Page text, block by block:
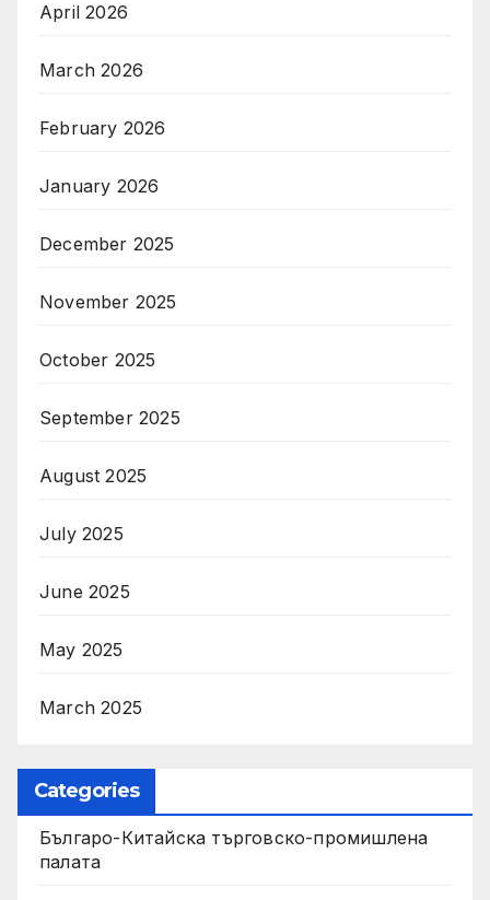
April 2026
March 2026
February 2026
January 2026
December 2025
November 2025
October 2025
September 2025
August 2025
July 2025
June 2025
May 2025
March 2025
Categories
Българо-Китайска търговско-промишлена
палата